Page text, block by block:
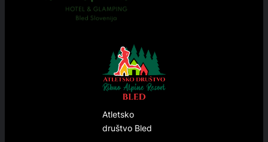
Atletsko
društvo Bled